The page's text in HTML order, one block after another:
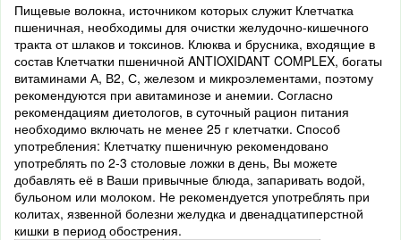
Пищевые волокна, источником которых служит Клетчатка
пшеничная, необходимы для очистки желудочно-кишечного
тракта от шлаков и токсинов. Клюква и брусника, входящие в
состав Клетчатки пшеничной ANTIOXIDANT COMPLEX, богаты
витаминами А, В2, С, железом и микроэлементами, поэтому
рекомендуются при авитаминозе и анемии. Согласно
рекомендациям диетологов, в суточный рацион питания
необходимо включать не менее 25 г клетчатки. Способ
употребления: Клетчатку пшеничную рекомендовано
употреблять по 2-3 столовые ложки в день, Вы можете
добавлять её в Ваши привычные блюда, запаривать водой,
бульоном или молоком. Не рекомендуется употреблять при
колитах, язвенной болезни желудка и двенадцатиперстной
кишки в период обострения.